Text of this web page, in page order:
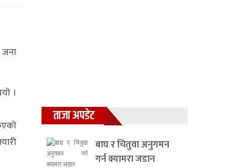
जना
।
ताजा अपडेट
बाघ र चितुवा अनुगमन
गर्न क्यामरा जडान